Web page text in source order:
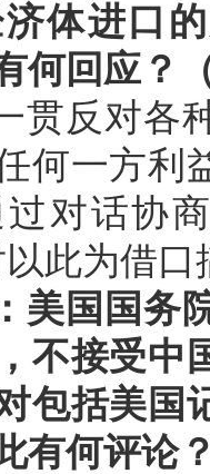
体进口
何回应？
贯反对各
何一方利
对话协
此为借口
美国国务
不接受中
包括美国
有何评论